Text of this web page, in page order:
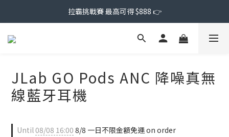
拉霸挑戰賽 最高可得 $888 👉
JLab GO Pods ANC 降噪真無
線藍牙耳機
Until08/08 16:00 8/8 一日不限金額免運 on order